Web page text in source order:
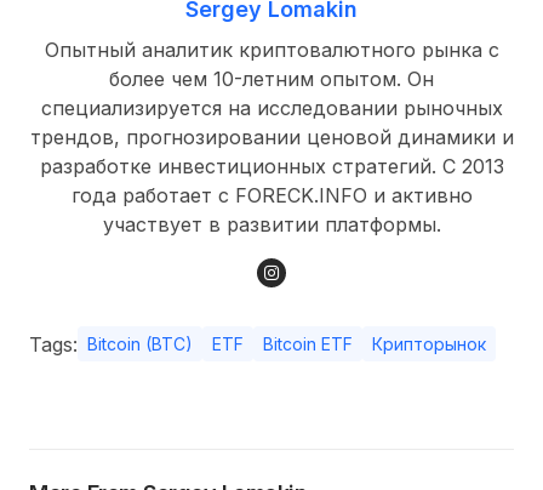
Sergey Lomakin
Опытный аналитик криптовалютного рынка с
более чем 10-летним опытом. Он
специализируется на исследовании рыночных
трендов, прогнозировании ценовой динамики и
разработке инвестиционных стратегий. С 2013
года работает с FORECK.INFO и активно
участвует в развитии платформы.
Tags: Bitcoin (BTC) ETF Bitcoin ETF Крипторынок